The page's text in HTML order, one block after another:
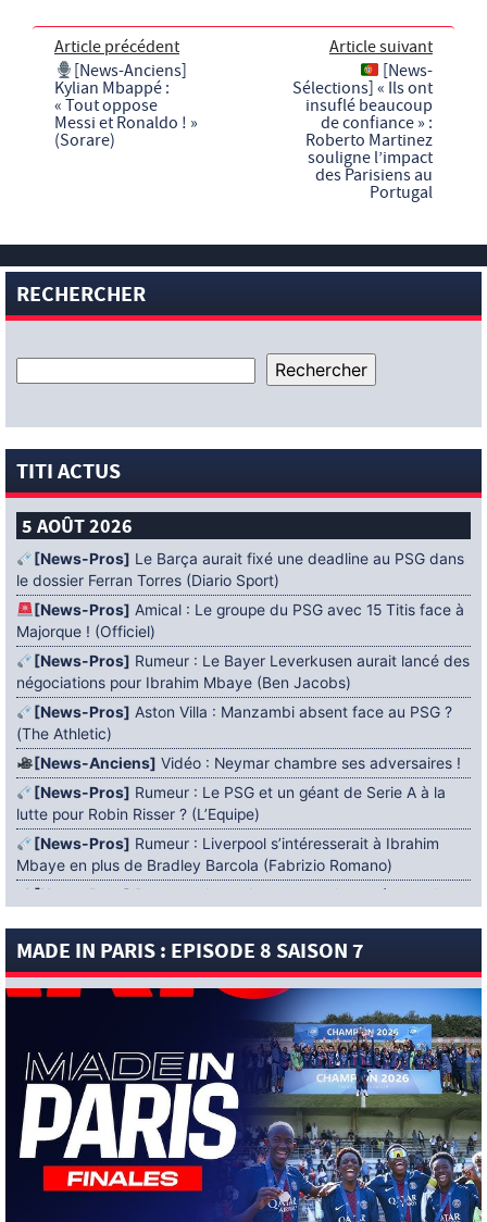
Article précédent
[News-Anciens]
Kylian Mbappé :
« Tout oppose
Messi et Ronaldo ! »
(Sorare)
Article suivant
[News-
Sélections] « Ils ont
insuflé beaucoup
de confiance » :
Roberto Martinez
souligne l’impact
des Parisiens au
Portugal
RECHERCHER
TITI ACTUS
5 AOÛT 2026
[News-Pros] Le Barça aurait fixé une deadline au PSG dans
le dossier Ferran Torres (Diario Sport)
[News-Pros] Amical : Le groupe du PSG avec 15 Titis face à
Majorque ! (Officiel)
[News-Pros] Rumeur : Le Bayer Leverkusen aurait lancé des
négociations pour Ibrahim Mbaye (Ben Jacobs)
[News-Pros] Aston Villa : Manzambi absent face au PSG ?
(The Athletic)
[News-Anciens] Vidéo : Neymar chambre ses adversaires !
[News-Pros] Rumeur : Le PSG et un géant de Serie A à la
lutte pour Robin Risser ? (L’Equipe)
[News-Pros] Rumeur : Liverpool s’intéresserait à Ibrahim
Mbaye en plus de Bradley Barcola (Fabrizio Romano)
[News-Pros]
Rumeur : Accord contractuel trouvé entre le
[News-Pros]Rumeur : Le PSG aurait lancé un ultimatum
4 AOÛT 2026
Mercato : Khalil Ayari prêté à Dunkerque
(Officiel)
[News-Anciens]Leverkusen : un retour de Diaby envisagé
(Foot Mercato)
[News-Formation]Nsoki va filer au Dinamo Zagreb
(L’Equipe)
[News-Pros]Rumeur : Suzuki acheté par le PSG puis prêté ?
MADE IN PARIS : EPISODE 8 SAISON 7